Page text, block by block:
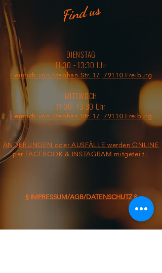
Find us
DIENSTAG
11:30 - 13:30 Uhr
Heinrich-von-Stephan-Str. 17, 79110 Freiburg
MITTWOCH
11:30 -13:30 Uhr
Heinrich-von-Stephan-Str. 17, 79110 Freiburg
ÄNDERUNGEN oder AUSFÄLLE werden ONLINE
per FACEBOOK & INSTAGRAM mitgeteilt!
§ IMPRESSUM/AGB/DATENSCHUTZ §